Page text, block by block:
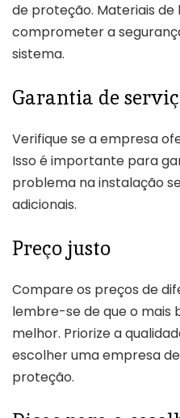
de proteção. Materiais
comprometer a
sistema.
Garantia de
Verifique se a empresa
Isso é importante para
problema na instalação
adicionais.
Preço justo
Compare os preços de
lembre-se de que o mais
melhor. Priorize a
escolher uma empresa
proteção.